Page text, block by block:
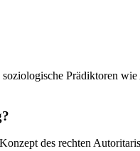
Prädiktoren
des rechten